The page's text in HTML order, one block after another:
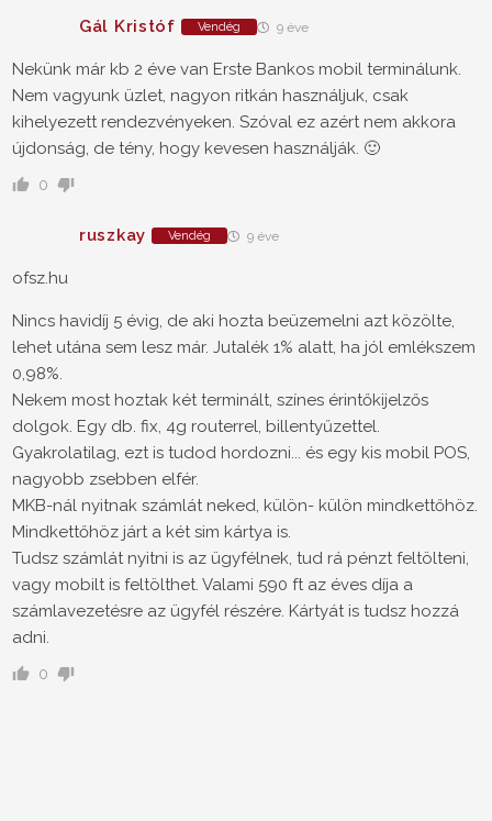
Gál Kristóf Vendég 9 éve
Nekünk már kb 2 éve van Erste Bankos mobil terminálunk.
Nem vagyunk üzlet, nagyon ritkán használjuk, csak
kihelyezett rendezvényeken. Szóval ez azért nem akkora
újdonság, de tény, hogy kevesen használják. 🙂
0
ruszkay Vendég 9 éve
ofsz.hu
Nincs havidíj 5 évig, de aki hozta beüzemelni azt közölte,
lehet utána sem lesz már. Jutalék 1% alatt, ha jól emlékszem
0,98%.
Nekem most hoztak két terminált, színes érintőkijelzős
dolgok. Egy db. fix, 4g routerrel, billentyűzettel.
Gyakrolatilag, ezt is tudod hordozni... és egy kis mobil POS,
nagyobb zsebben elfér.
MKB-nál nyitnak számlát neked, külön- külön mindkettőhöz.
Mindkettőhöz járt a két sim kártya is.
Tudsz számlát nyitni is az ügyfélnek, tud rá pénzt feltölteni,
vagy mobilt is feltölthet. Valami 590 ft az éves díja a
számlavezetésre az ügyfél részére. Kártyát is tudsz hozzá
adni.
0